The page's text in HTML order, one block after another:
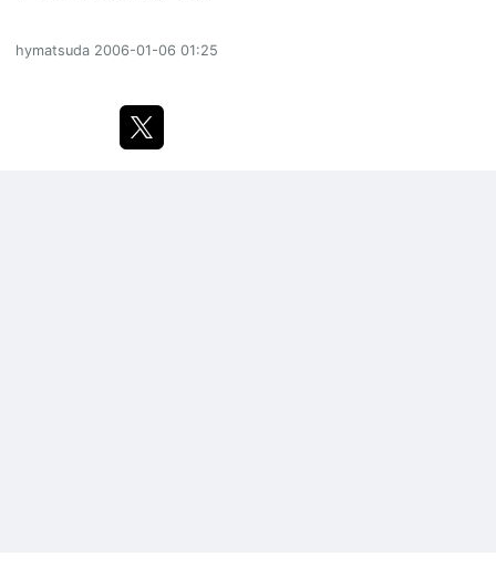
hymatsuda 2006-01-06 01:25